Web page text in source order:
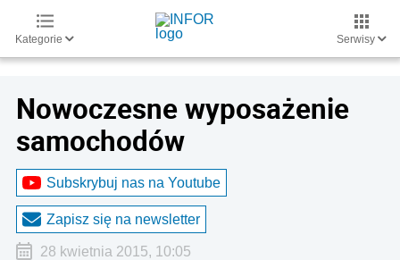
Kategorie Serwisy
Nowoczesne wyposażenie
samochodów
Subskrybuj nas na Youtube
Zapisz się na newsletter
28 kwietnia 2015, 10:05